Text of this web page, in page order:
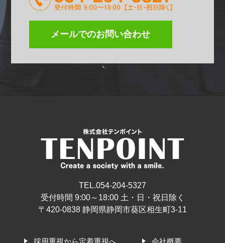
メールでのお問い合わせ
TEL.054-204-5327
受付時間 9:00～18:00 土・日・祝日除く
〒420-0838 静岡県静岡市葵区相生町3-11
採用重視から定着重視へ 会社概要